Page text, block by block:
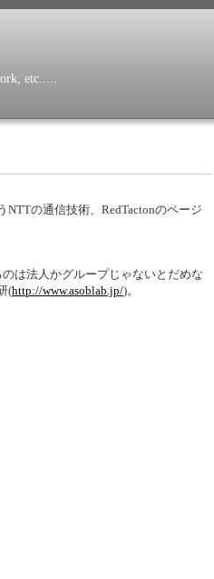
etc.....
の通信技術、RedTactonのページ
は法人かグループじゃないとだめな
(http://www.asoblab.jp/)。